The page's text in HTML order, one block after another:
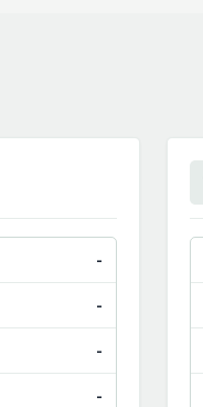
-
-
-
-